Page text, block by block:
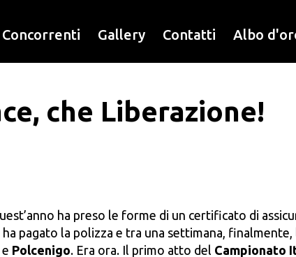
Concorrenti Gallery Contatti Albo
che Liberazione!
ha preso le forme di un certificato di
ha pagato la polizza e tra una settimana, finalmente,
e Polcenigo. Era ora. Il primo atto del Campionato